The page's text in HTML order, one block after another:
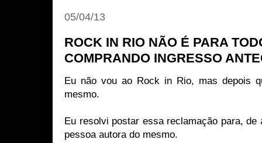
05/04/13
ROCK IN RIO NÃO É PARA
COMPRANDO INGRESSO
Eu não vou ao Rock in Rio, mas depois
mesmo.
Eu resolvi postar essa reclamação para,
pessoa autora do mesmo.